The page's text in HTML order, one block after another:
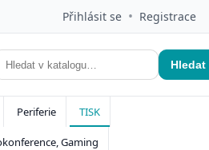
Přihlásit se • Registrace
Hledat
Periferie TISK
Gaming